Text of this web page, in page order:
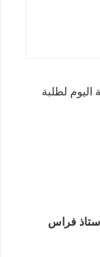
اليوم لطلبة
فراس